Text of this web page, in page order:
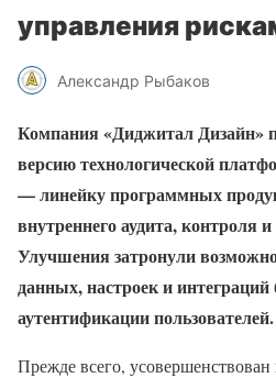
управления
Александр Рыбаков
Компания «Диджитал Дизайн»
версию технологической
— линейку программных
внутреннего аудита, контроля
Улучшения затронули
данных, настроек и
аутентификации пользователей.
Прежде всего,